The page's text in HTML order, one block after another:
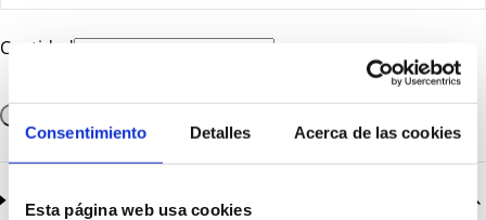
Consentimiento Detalles Acerca de las cookies
Esta página web usa cookies
Cantidad
Documentación